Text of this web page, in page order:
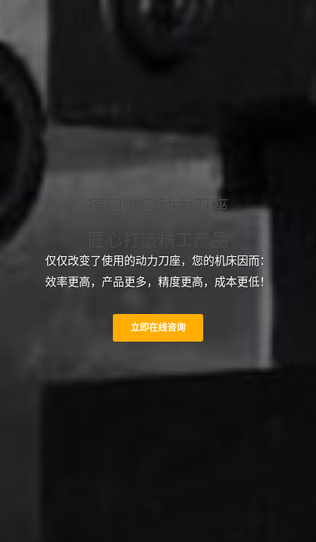
德国进口动力刀座
匠心打造精工产品
为品质与效率而生
仅仅改变了使用的动力刀座，您的机床因而：
效率更高，产品更多，精度更高，成本更低！
立即在线咨询